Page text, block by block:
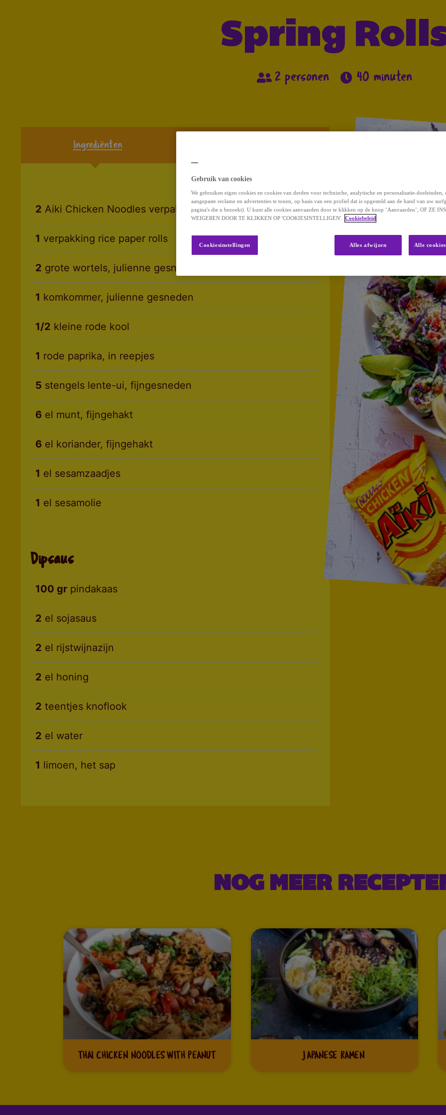
Spring
2 personen 40 minuten
Ingrediënten
2 Aiki Chicken Noodles verpakking
1 verpakking rice paper rolls
2 grote wortels, julienne gesneden
1 komkommer, julienne gesneden
1/2 kleine rode kool
1 rode paprika, in reepjes
5 stengels lente-ui, fijngesneden
6 el munt, fijngehakt
6 el koriander, fijngehakt
1 el sesamzaadjes
1 el sesamolie
Dipsaus
100 grpindakaas
2 el sojasaus
2 el rijstwijnazijn
2 el honing
2 teentjes knoflook
2 el water
1 limoen, het sap
NOG MEER
THAI CHICKEN NOODLES WITH PEANUT JAPANESE RAMEN
Gebruik van cookies
We gebruiken eigen cookies en cookies van derden voor technische, analytische en personalisatie-doeleinden,
aangepaste reclame en advertenties te tonen, op basis van een profiel dat is opgesteld aan de hand van uw
pagina's die u bezoekt). U kunt alle cookies aanvaarden door te klikken op de knop ‘Aanvaarden’, OF ZE
WEIGEREN DOOR TE KLIKKEN OP 'COOKIESINTELLIGEN'. Cookiebeleid
Alles afwijzen Alle
Cookiesinstellingen